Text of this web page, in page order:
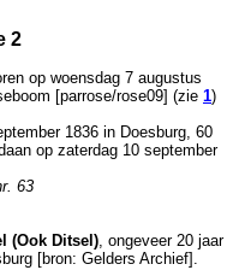
2
op woensdag 7 augustus
[parrose/rose09] (zie 1)
1836 in Doesburg, 60
op zaterdag 10 september
63
(Ook Ditsel), ongeveer 20 jaar
[bron: Gelders Archief].